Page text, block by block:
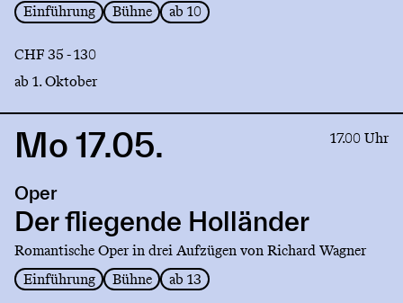
Einführung
Bühne ab 10
CHF 35 - 130
ab 1. Oktober
Link
Der
fliegende
Holländer
Mo 17.05. 17.00 Uhr
Oper
Der fliegende Holländer
Romantische Oper in drei Aufzügen von Richard Wagner
Einführung
Bühne ab 13